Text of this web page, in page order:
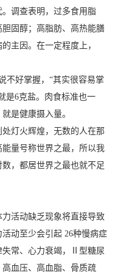
调查表明，过多食用脂
固醇；高脂肪、高热能膳
主因。在一定程度上，
不好掌握，“其实很容易掌
是6克盐。肉食标准也一
是健康摄入量。
灯火辉煌，无数的人在那
量号称世界之最，所以我
，都居世界之最也就不足
活动缺乏现象将直接导致
动至少会引起 26种慢病症
失常、心力衰竭，Ⅱ型糖尿
血压、高血脂、骨质疏